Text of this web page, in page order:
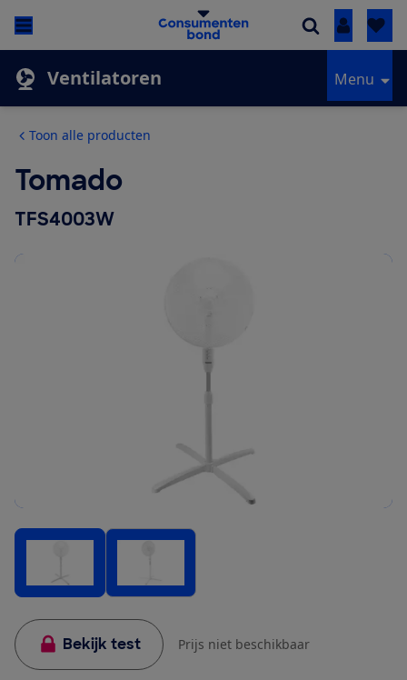
Inloggen
Ventilatoren Menu
Toon alle producten
Tomado
TFS4003W
Bekijk test Prijs niet beschikbaar